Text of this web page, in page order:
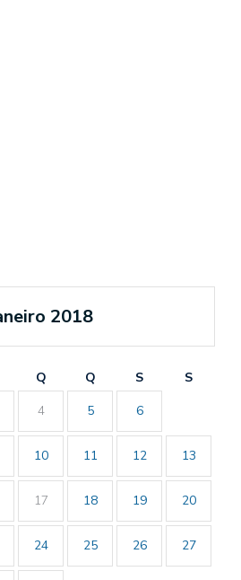
2018
Q Q S
S
4 5 6
10 11 12 13
17 18 19 20
24 25 26 27